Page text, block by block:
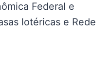
Federal e
lotéricas e Rede